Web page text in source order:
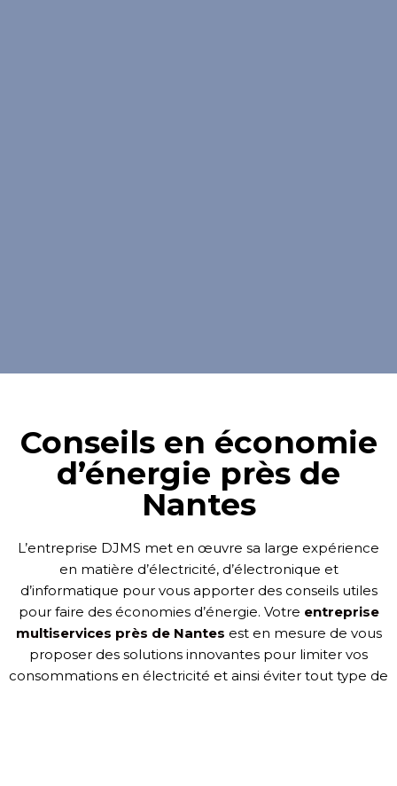
Conseils en économie
d’énergie près de
Nantes
L’entreprise DJMS met en œuvre sa large expérience
en matière d’électricité, d’électronique et
d’informatique pour vous apporterdes conseils utiles
pour faire des économies d’énergie. Votre entreprise
multiservices près de Nantes est en mesure de vous
proposer des solutions innovantes pour limiter vos
consommations en électricité et ainsi éviter tout type de